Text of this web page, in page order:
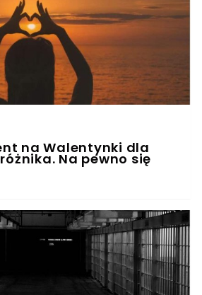
na Walentynki dla
Na pewno się